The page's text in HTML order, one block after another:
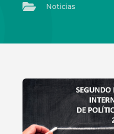
 Noticias